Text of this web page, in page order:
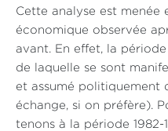
Cette analyse est menée
économique observée
avant. En effet, la
de laquelle se sont
et assumé politiquement
échange, si on préfère).
tenons à la période 1982-